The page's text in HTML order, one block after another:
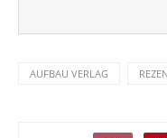
AUFBAU VERLAG